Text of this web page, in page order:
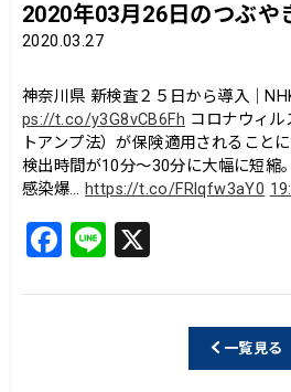
2020年03月26日のつぶや
2020.03.27
神奈川県 新検査２５日から導入｜
ps://t.co/y3G8vCB6Fh コロナウィル
トアンプ法）が保険適用されることに
検出時間が10分〜30分に大幅に短縮。
感染爆… https://t.co/FRlqfw3aY0
F
a
c
Li
n
e
一覧見る